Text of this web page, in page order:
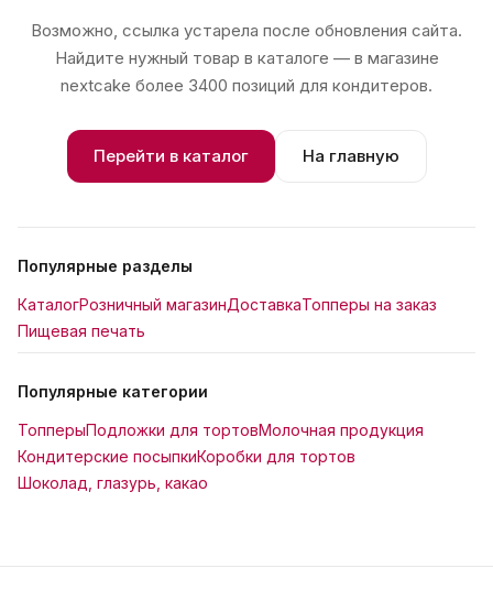
Возможно, ссылка устарела после обновления сайта.
Найдите нужный товар в каталоге — в магазине
nextcake более 3400 позиций для кондитеров.
Перейти в каталог На главную
Популярные разделы
КаталогРозничный магазинДоставкаТопперы на заказ
Пищевая печать
Популярные категории
ТопперыПодложки для тортовМолочная продукция
Кондитерские посыпкиКоробки для тортов
Шоколад, глазурь, какао